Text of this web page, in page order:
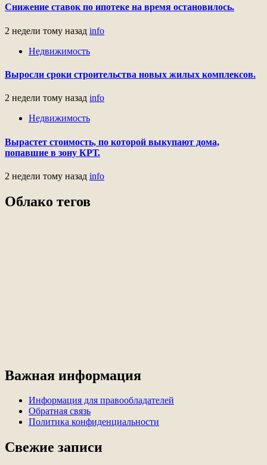
Снижение ставок по ипотеке на время остановилось.
2 недели тому назад info
Недвижимость
Выросли сроки строительства новых жилых комплексов.
2 недели тому назад info
Недвижимость
Вырастет стоимость, по которой выкупают дома,
попавшие в зону КРТ.
2 недели тому назад info
Облако тегов
Важная информация
Информация для правообладателей
Обратная связь
Политика конфиденциальности
Свежие записи